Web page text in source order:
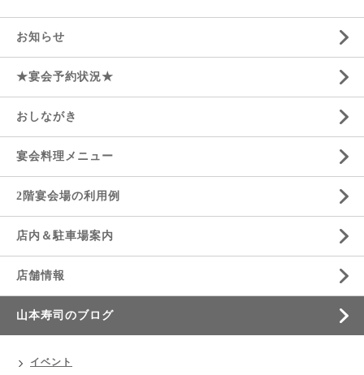
お知らせ
★宴会予約状況★
おしながき
宴会料理メニュー
2階宴会場の利用例
店内＆駐車場案内
店舗情報
山本寿司のブログ
イベント